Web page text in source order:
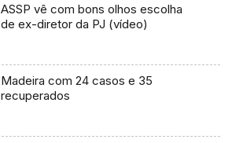
ASSP vê com bons olhos escolha
de ex-diretor da PJ (vídeo)
Madeira com 24 casos e 35
recuperados